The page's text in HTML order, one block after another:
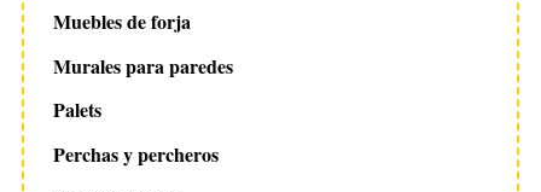
Muebles de forja
Murales para paredes
Palets
Perchas y percheros